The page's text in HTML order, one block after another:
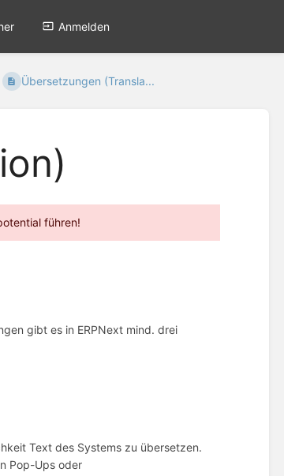
Anmelden
Übersetzungen (Transla...
führen!
gibt es in ERPNext mind. drei
Text des Systems zu übersetzen.
Pop-Ups oder